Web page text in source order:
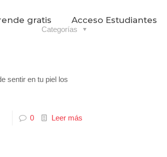
gratis Acceso Estudiantes
Categorías
sentir en tu piel los
0 Leer más